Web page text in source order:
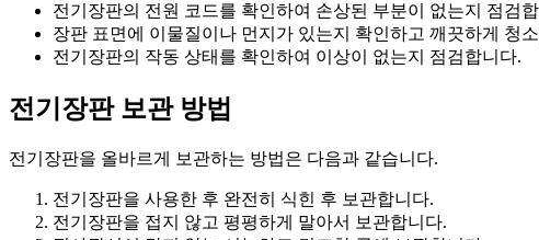
전기장판의 전원 코드를 확인하여 손상된 부분이 없는지 점검
장판 표면에 이물질이나 먼지가 있는지 확인하고 깨끗하게 청
전기장판의 작동 상태를 확인하여 이상이 없는지 점검합니다.
전기장판 보관 방법
전기장판을 올바르게 보관하는 방법은 다음과 같습니다.
전기장판을 사용한 후 완전히 식힌 후 보관합니다.
전기장판을 접지 않고 평평하게 말아서 보관합니다.